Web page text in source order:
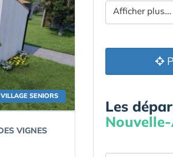
VILLAGE SENIORS
VIGNES
Afficher plus....
Les